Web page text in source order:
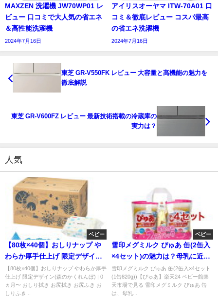
MAXZEN 洗濯機 JW70WP01 レ
ビュー 口コミで大人気の省エネ
＆高性能洗濯機
2024年7月16日
アイリスオーヤマ ITW-70A01 口
コミ＆徹底レビュー コスパ最高
の省エネ洗濯機
2024年7月16日
東芝 GR-V550FK レビュー 大容量と高機能の魅力を
徹底解説
東芝 GR-V600FZ レビュー 最新技術搭載の冷蔵庫の
実力は？
人気
ベビー
【80枚×40個】おしりナップ や
わらか厚手仕上げ 限定デザイン
(森のかくれんぼ)を徹底レビュー
【80枚×40個】おしりナップ やわらか厚手
仕上げ 限定デザイン(森のかくれんぼ) | 0
ヵ月〜 おしり拭き お尻拭き お尻ふき お
しりふき...
ベビー
雪印メグミルク ぴゅあ 缶(2缶入
×4セット)の魅力は？母乳に近い
栄養設計を徹底解説
雪印メグミルク ぴゅあ 缶(2缶入×4セット
(1缶820g))【ぴゅあ】楽天24 ベビー館楽
天市場で見る 雪印メグミルク ぴゅあ 缶
は、母乳...